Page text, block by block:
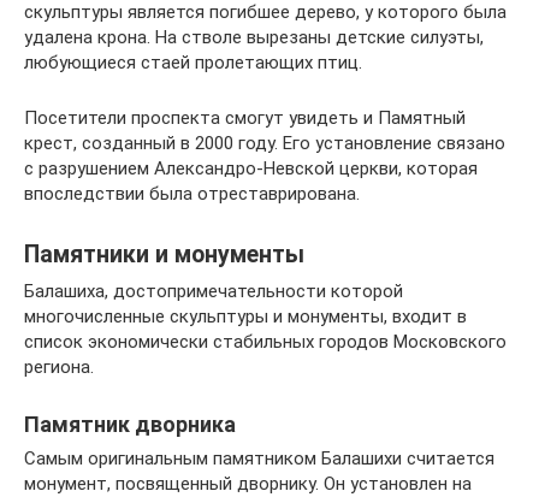
скульптуры является погибшее дерево, у которого была
удалена крона. На стволе вырезаны детские силуэты,
любующиеся стаей пролетающих птиц.
Посетители проспекта смогут увидеть и Памятный
крест, созданный в 2000 году. Его установление связано
с разрушением Александро-Невской церкви, которая
впоследствии была отреставрирована.
Памятники и монументы
Балашиха, достопримечательности которой
многочисленные скульптуры и монументы, входит в
список экономически стабильных городов Московского
региона.
Памятник дворника
Самым оригинальным памятником Балашихи считается
монумент, посвященный дворнику. Он установлен на